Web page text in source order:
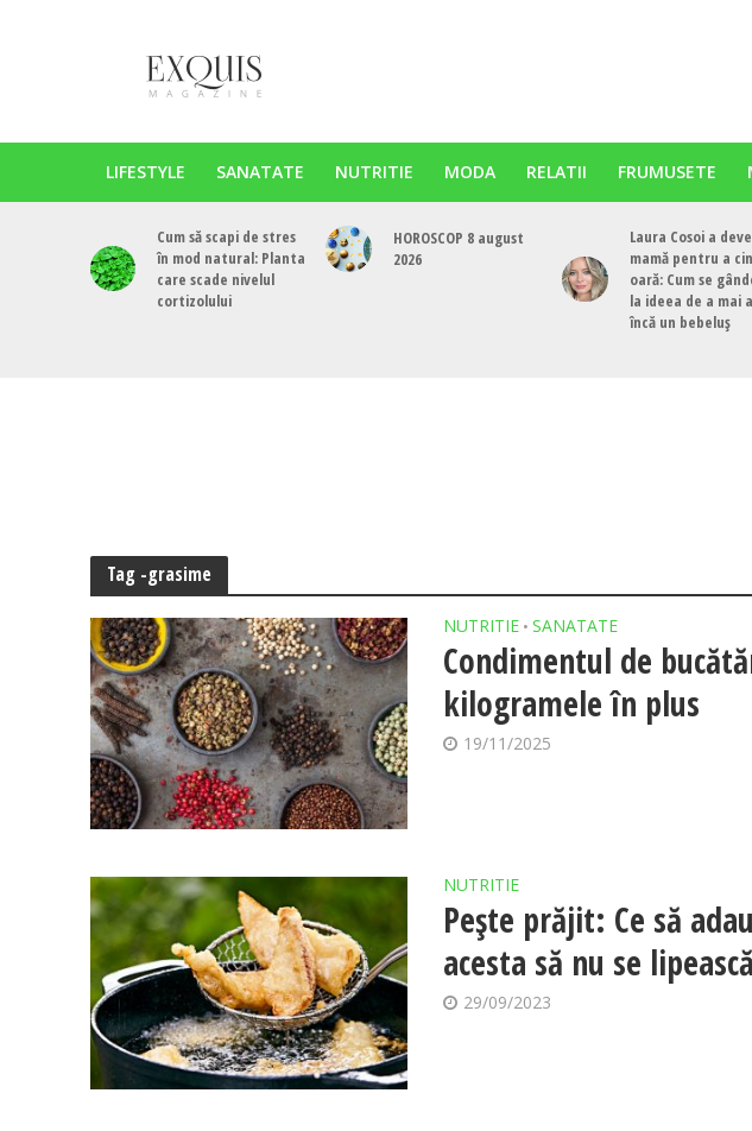
LIFESTYLE SANATATE NUTRITIE MODA RELATII FRUMUSETE
Cum să scapi de stres
în mod natural: Planta
care scade nivelul
cortizolului
HOROSCOP 8 august
2026
Laura Cosoi a
mamă pentru a
oară: Cum se
la ideea de a mai
încă un bebeluș
Tag -grasime
NUTRITIE • SANATATE
Condimentul de
kilogramele în plus
19/11/2025
NUTRITIE
Pește prăjit: Ce să
acesta să nu se lipească
29/09/2023